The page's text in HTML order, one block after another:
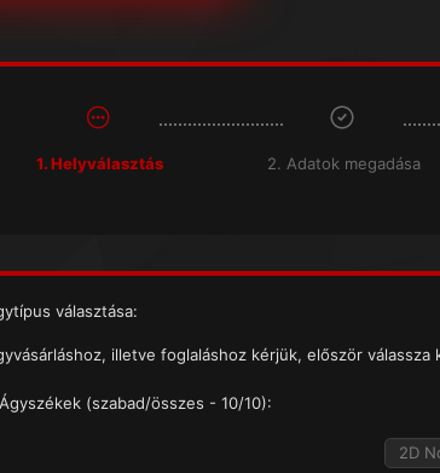
1. Helyválasztás 2. Adatok megadása
választása:
illetve foglaláshoz kérjük, először
Ágyszékek (szabad/összes - 10/10):
2D